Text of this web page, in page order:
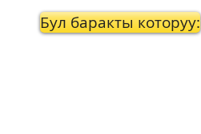
Бул баракты которуу: